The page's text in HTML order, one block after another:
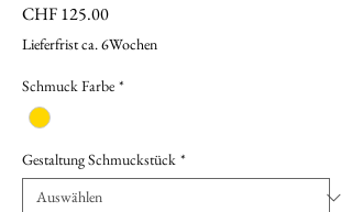
CHF 125.00Preis
Lieferfrist ca. 6Wochen
Schmuck Farbe *
Gestaltung Schmuckstück *